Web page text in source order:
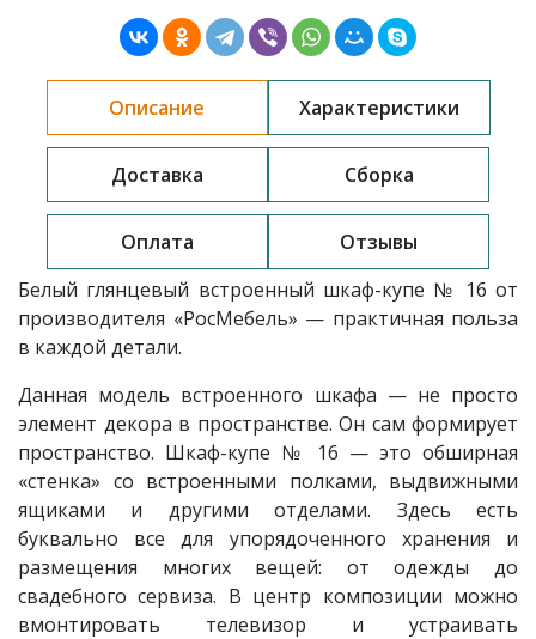
Описание Характеристики
Доставка Сборка
Оплата
Отзывы
Белый глянцевый встроенный шкаф-купе № 16 от
производителя «РосМебель» — практичная польза
в каждой детали.
Данная модель встроенного шкафа — не просто
элемент декора в пространстве. Он сам формирует
пространство. Шкаф-купе № 16 — это обширная
«стенка» со встроенными полками, выдвижными
ящиками и другими отделами. Здесь есть
буквально все для упорядоченного хранения и
размещения многих вещей: от одежды до
свадебного сервиза. В центр композиции можно
вмонтировать телевизор и устраивать